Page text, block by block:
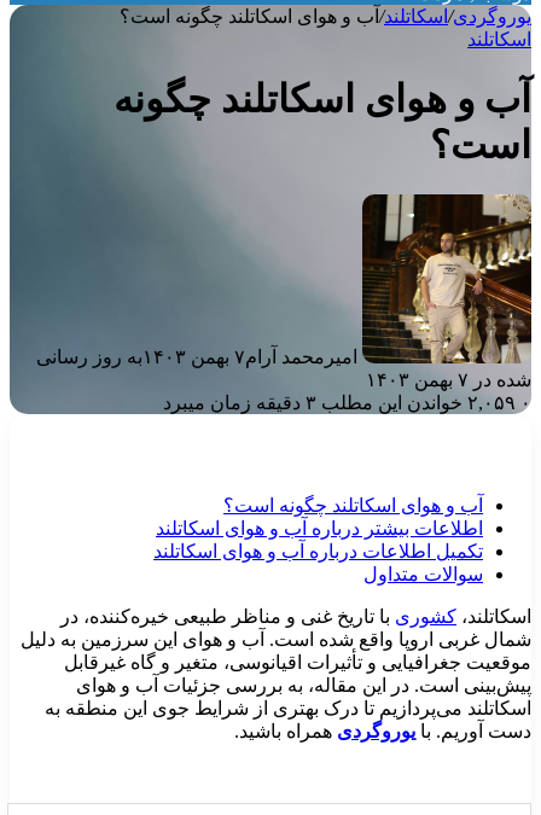
/اسکاتلند/آب و هوای اسکاتلند چگونه است؟
و هوای اسکاتلند چگونه
امیرمحمد آرام ۷ بهمن ۱۴۰۳
به روز رسانی
در ۷ بهمن ۱۴۰۳
۲,۰۵۹ خواندن این مطلب ۳ دقیقه زمان میبرد
آب و هوای اسکاتلند چگونه است؟
اطلاعات بیشتر درباره آب و هوای اسکاتلند
تکمیل اطلاعات درباره آب و هوای اسکاتلند
سوالات متداول
کشوری با تاریخ غنی و مناظر طبیعی خیره‌کننده، در
غربی اروپا واقع شده است. آب و هوای این سرزمین به دلیل
جغرافیایی و تأثیرات اقیانوسی، متغیر و گاه غیرقابل
است. در این مقاله، به بررسی جزئیات آب و هوای
می‌پردازیم تا درک بهتری از شرایط جوی این منطقه به
آوریم. با یوروگردیهمراه باشید.